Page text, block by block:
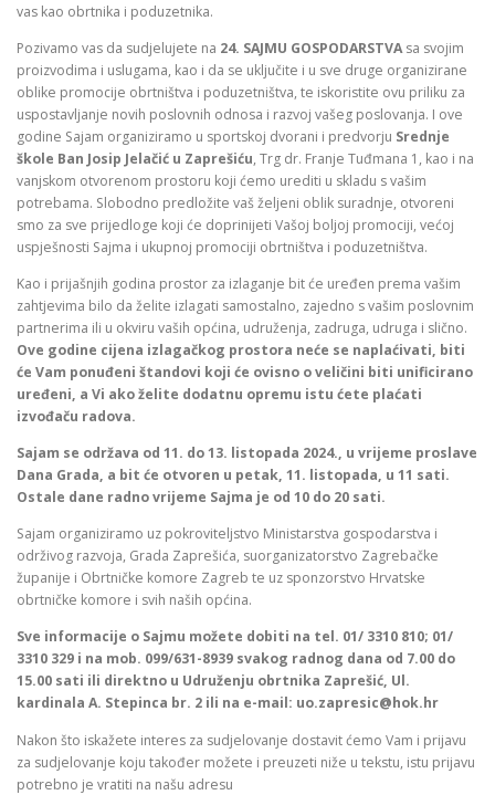
vas kao obrtnika i poduzetnika.
Pozivamo vas da sudjelujete na 24. SAJMU GOSPODARSTVAsa svojim
proizvodima i uslugama, kao i da se uključite i u sve druge organizirane
oblike promocije obrtništva i poduzetništva, te iskoristite ovu priliku za
uspostavljanje novih poslovnih odnosa i razvoj vašeg poslovanja. I ove
godine Sajam organiziramo u sportskoj dvorani i predvorju Srednje
škole Ban Josip Jelačić u Zaprešiću, Trg dr. Franje Tuđmana 1, kao i na
vanjskom otvorenom prostoru koji ćemo urediti u skladu s vašim
potrebama. Slobodno predložite vaš željeni oblik suradnje, otvoreni
smo za sve prijedloge koji će doprinijeti Vašoj boljoj promociji, većoj
uspješnosti Sajma i ukupnoj promociji obrtništva i poduzetništva.
Kao i prijašnjih godina prostor za izlaganje bit će uređen prema vašim
zahtjevima bilo da želite izlagati samostalno, zajedno s vašim poslovnim
partnerima ili u okviru vaših općina, udruženja, zadruga, udruga i slično.
Ove godine cijena izlagačkog prostora neće se naplaćivati, biti
će Vam ponuđeni štandovi koji će ovisno o veličini biti unificirano
uređeni, a Vi ako želite dodatnu opremu istu ćete plaćati
izvođaču radova.
Sajam se održava od 11. do 13. listopada 2024., u vrijeme proslave
Dana Grada, a bit će otvoren u petak, 11. listopada, u 11 sati.
Ostale dane radno vrijeme Sajma je od 10 do 20 sati.
Sajam organiziramo uz pokroviteljstvo Ministarstva gospodarstva i
održivog razvoja, Grada Zaprešića, suorganizatorstvo Zagrebačke
županije i Obrtničke komore Zagreb te uz sponzorstvo Hrvatske
obrtničke komore i svih naših općina.
Sve informacije o Sajmu možete dobiti na tel. 01/ 3310 810; 01/
3310 329 i na mob. 099/631-8939 svakog radnog dana od 7.00 do
15.00 sati ili direktno u Udruženju obrtnika Zaprešić, Ul.
kardinala A. Stepinca br. 2 ili na e-mail: uo.zapresic@hok.hr
Nakon što iskažete interes za sudjelovanje dostavit ćemo Vam i prijavu
za sudjelovanje koju također možete i preuzeti niže u tekstu, istu prijavu
potrebno je vratiti na našu adresu